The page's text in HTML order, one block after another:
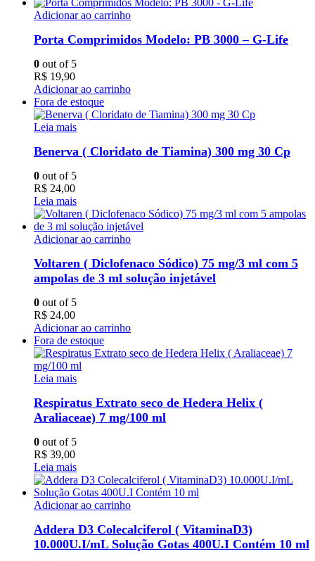
Adicionar ao carrinho
Porta Comprimidos Modelo: PB 3000 – G-Life
0 out of 5
R$ 19,90
Adicionar ao carrinho
Fora de estoque
Leia mais
Benerva ( Cloridato de Tiamina) 300 mg 30 Cp
0 out of 5
R$ 24,00
Leia mais
Adicionar ao carrinho
Voltaren ( Diclofenaco Sódico) 75 mg/3 ml com 5
ampolas de 3 ml solução injetável
0 out of 5
R$ 24,00
Adicionar ao carrinho
Fora de estoque
Leia mais
Respiratus Extrato seco de Hedera Helix (
Araliaceae) 7 mg/100 ml
0 out of 5
R$ 39,00
Leia mais
Adicionar ao carrinho
Addera D3 Colecalciferol ( VitaminaD3)
10.000U.I/mL Solução Gotas 400U.I Contém 10 ml